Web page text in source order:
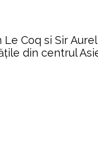
Coq si Sir
din centrul